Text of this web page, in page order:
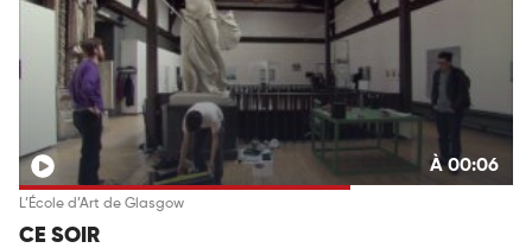
À 00:06
L’École d’Art de Glasgow
CE SOIR